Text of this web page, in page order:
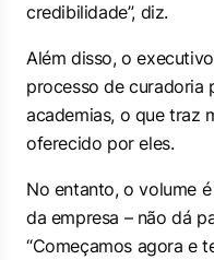
credibilidade”, diz.
Além disso, o
processo de curadoria
academias, o que traz
oferecido por eles.
No entanto, o volume
da empresa – não dá
“Começamos agora e